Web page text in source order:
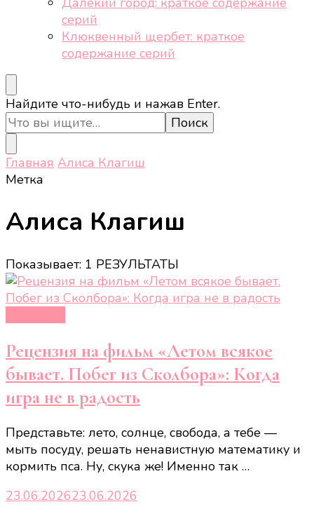
серий
Клюквенный щербет: краткое
содержание серий
Ищите
что-
то?
Найдите что-нибудь и нажав Enter.
Главная Алиса Клагиш
Метка
Алиса Клагиш
Показывает: 1 РЕЗУЛЬТАТЫ
Рецензия на фильм «Летом всякое
бывает. Побег из Сколбора»: Когда
игра не в радость
Представьте: лето, солнце, свобода, а тебе —
мыть посуду, решать ненавистную математику и
кормить пса. Ну, скука же! Именно так …
23.06.202623.06.2026